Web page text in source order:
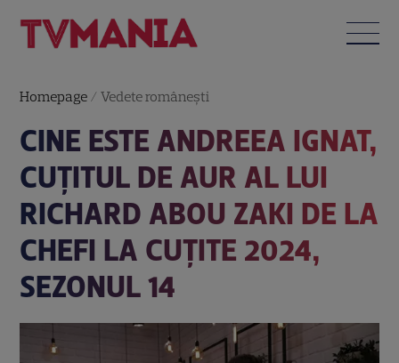
Homepage /Vedete româneşti
CINE ESTE ANDREEA IGNAT,
CUȚITUL DE AUR AL LUI
RICHARD ABOU ZAKI DE LA
CHEFI LA CUȚITE 2024,
SEZONUL 14